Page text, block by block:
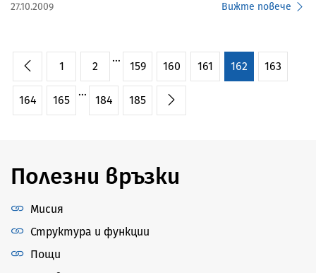
27.10.2009 Вижте повече
1 2
...
159 160 161 162 163
164 165
...
184 185
Полезни връзки
Мисия
Структура и функции
Пощи